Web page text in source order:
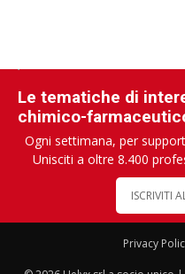
Le tematiche di
chimico-
Ogni settimana, per
Unisciti a oltre 8.400
ISCRIVITI
Privacy